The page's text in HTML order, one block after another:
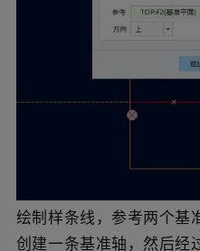
绘制样条线，参考两个基
创建一条基准轴，然后经